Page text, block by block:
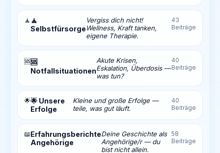
🧘 🧘
Selbstfürsorge
Vergiss dich nicht!
Wellness, Kraft tanken,
eigene Therapie.
43
Beiträge
🆘🆘
Notfallsituationen
Akute Krisen,
Eskalation, Überdosis —
was tun?
40
Beiträge
🌟🌟 Unsere
Erfolge
Kleine und große Erfolge —
teile, was gut läuft.
40
Beiträge
📖Erfahrungsberichte
Angehörige
Deine Geschichte als
Angehörige/r — du
bist nicht allein.
58
Beiträge